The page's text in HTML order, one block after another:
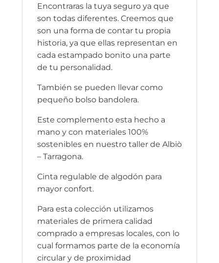
Encontraras la tuya seguro ya que
son todas diferentes. Creemos que
son una forma de contar tu propia
historia, ya que ellas representan en
cada estampado bonito una parte
de tu personalidad.
También se pueden llevar como
pequeño bolso bandolera.
Este complemento esta hecho a
mano y con materiales 100%
sostenibles en nuestro taller de Albiò
– Tarragona.
Cinta regulable de algodón para
mayor confort.
Para esta colección utilizamos
materiales de primera calidad
comprado a empresas locales, con lo
cual formamos parte de la economía
circular y de proximidad